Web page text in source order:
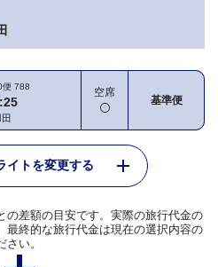
便 788 空席
基準便
イトを変更する
の差額の目安です。実際の旅行代金の
最終的な旅行代金は現在の選択内容の
い。